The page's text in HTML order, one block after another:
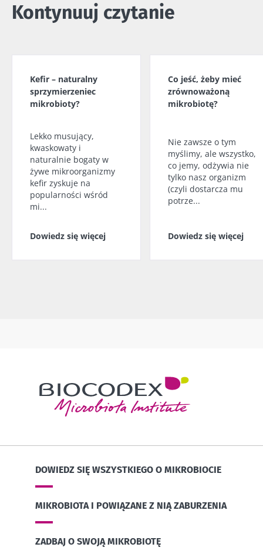
Kontynuuj czytanie
Kefir – naturalny
sprzymierzeniec
mikrobioty?
Lekko musujący,
kwaskowaty i
naturalnie bogaty w
żywe mikroorganizmy
kefir zyskuje na
popularności wśród
mi...
Dowiedz się więcej
Co jeść, żeby mieć
zrównoważoną
mikrobiotę?
Nie zawsze o tym
myślimy, ale wszystko,
co jemy, odżywia nie
tylko nasz organizm
(czyli dostarcza mu
potrze...
Dowiedz się więcej
DOWIEDZ SIĘ WSZYSTKIEGO O MIKROBIOCIE
MIKROBIOTA I POWIĄZANE Z NIĄ ZABURZENIA
ZADBAJ O SWOJĄ MIKROBIOTĘ